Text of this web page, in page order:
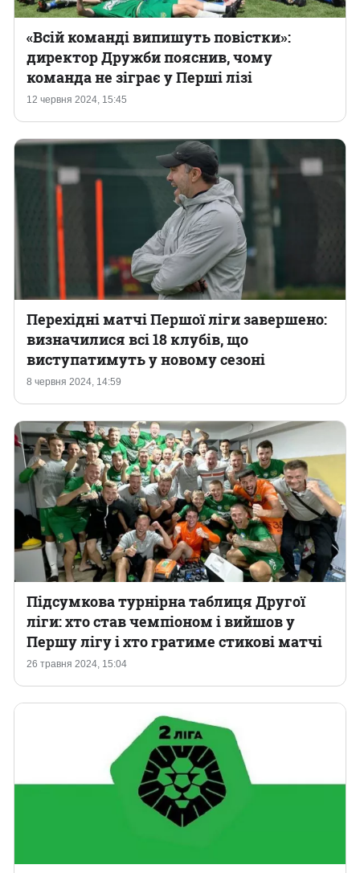
12 червня 2024, 15:45
«Всій команді випишуть повістки‎»:
директор Дружби пояснив, чому
команда не зіграє у Перші лізі
8 червня 2024, 14:59
Перехідні матчі Першої ліги завершено:
визначилися всі 18 клубів, що
виступатимуть у новому сезоні
26 травня 2024, 15:04
Підсумкова турнірна таблиця Другої
ліги: хто став чемпіоном і вийшов у
Першу лігу і хто гратиме стикові матчі